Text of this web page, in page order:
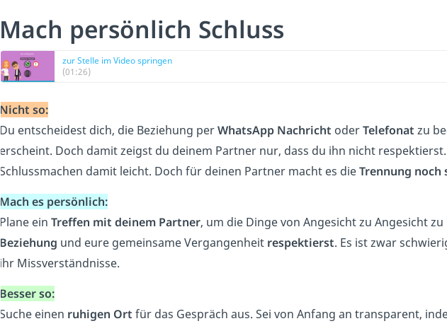
Mach persönlich Schluss
zur Stelle im Video springen
(01:26)
Nicht so:
Du entscheidest dich, die Beziehung perWhatsApp Nachricht oderTelefonat zu
erscheint. Doch damit zeigst du deinem Partner nur, dass du ihn nicht
Schlussmachen damit leicht. Doch für deinen Partner macht es dieTrennung noch
Mach es persönlich:
Plane ein Treffen mit deinem Partner, um die Dinge von Angesicht zu Angesicht
Beziehung und eure gemeinsame Vergangenheit respektierst. Es ist zwar
ihr Missverständnisse.
Besser so:
Suche einen ruhigen Ort für das Gespräch aus. Sei von Anfang an transparent,